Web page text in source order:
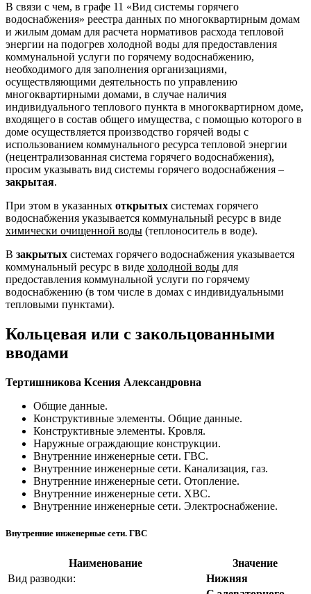
В связи с чем, в графе 11 «Вид системы горячего
водоснабжения» реестра данных по многоквартирным домам
и жилым домам для расчета нормативов расхода тепловой
энергии на подогрев холодной воды для предоставления
коммунальной услуги по горячему водоснабжению,
необходимого для заполнения организациями,
осуществляющими деятельность по управлению
многоквартирными домами, в случае наличия
индивидуального теплового пункта в многоквартирном доме,
входящего в состав общего имущества, с помощью которого в
доме осуществляется производство горячей воды c
использованием коммунального ресурса тепловой энергии
(нецентрализованная система горячего водоснабжения),
просим указывать вид системы горячего водоснабжения –
закрытая.
При этом в указанных открытых системах горячего
водоснабжения указывается коммунальный ресурс в виде
химически очищенной воды (теплоноситель в воде).
В закрытых системах горячего водоснабжения указывается
коммунальный ресурс в виде холодной воды для
предоставления коммунальной услуги по горячему
водоснабжению (в том числе в домах с индивидуальными
тепловыми пунктами).
Кольцевая или с закольцованными
вводами
Тертишникова Ксения Александровна
Общие данные.
Конструктивные элементы. Общие данные.
Конструктивные элементы. Кровля.
Наружные ограждающие конструкции.
Внутренние инженерные сети. ГВС.
Внутренние инженерные сети. Канализация, газ.
Внутренние инженерные сети. Отопление.
Внутренние инженерные сети. ХВС.
Внутренние инженерные сети. Электроснабжение.
Внутренние инженерные сети. ГВС
Наименование
Значение
Вид разводки:
Нижняя